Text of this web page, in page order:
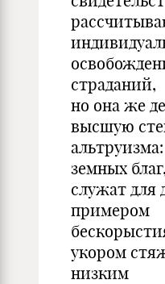
страданий,
но она же
высшую
земных
служат для
примером
укором
низким